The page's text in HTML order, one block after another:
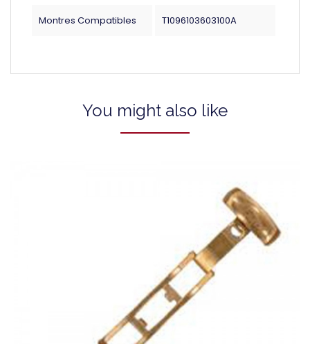
Montres Compatibles T1096103603100A
You might also like